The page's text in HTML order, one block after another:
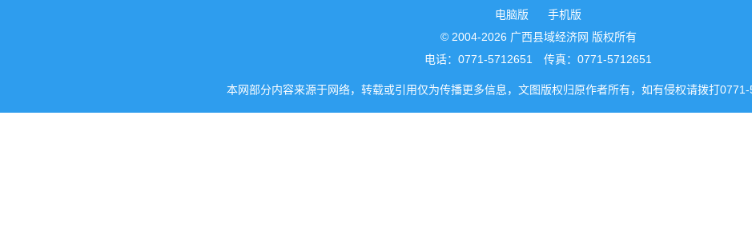
电脑版
手机版
© 2004-2026 广西县域经济网 版权所有
电话：0771-5712651 传真：0771-5712651
本网部分内容来源于网络，转载或引用仅为传播更多信息，文图版权归原作者所有，如有侵权请拨打0771-